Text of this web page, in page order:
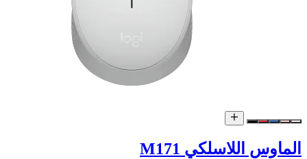
الماوس اللاسلكي M171